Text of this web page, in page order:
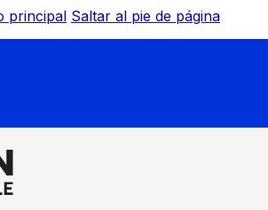
principal Saltar al pie de página